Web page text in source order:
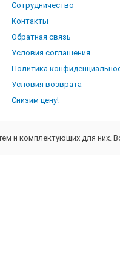
Сотрудничество
Контакты
Обратная связь
Условия соглашения
Политика
Условия возврата
Снизим цену!
и комплектующих для них.